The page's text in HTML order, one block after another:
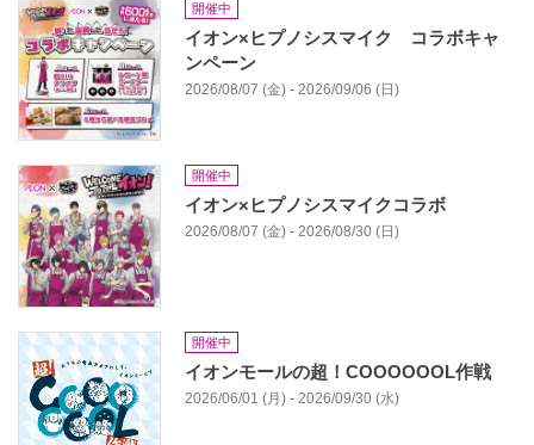
開催中
イオン×ヒプノシスマイク コラボキャ
ンペーン
2026/08/07 (金) - 2026/09/06 (日)
開催中
イオン×ヒプノシスマイクコラボ
2026/08/07 (金) - 2026/08/30 (日)
開催中
イオンモールの超！COOOOOOL作戦
2026/06/01 (月) - 2026/09/30 (水)